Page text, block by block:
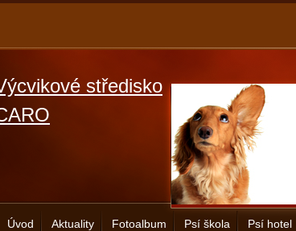
středisko
Úvod Aktuality Fotoalbum Psí škola Psí hotel